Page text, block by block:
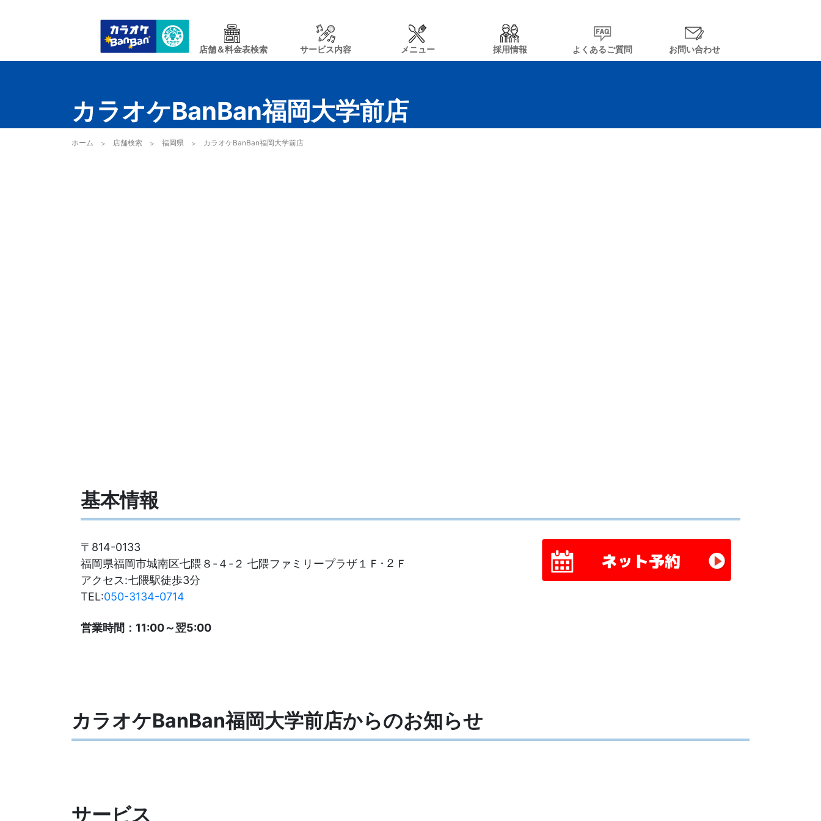
店舗＆料金表検索 サービス内容 メニュー 採用情報 よくあるご質問 お問い合わせ
カラオケBanBan福岡大学前店
ホーム 店舗検索 福岡県 カラオケBanBan福岡大学前店
基本情報
〒814-0133
福岡県福岡市城南区七隈８-４-２ 七隈ファミリープラザ１Ｆ･２Ｆ
アクセス:七隈駅徒歩3分
TEL:050-3134-0714
営業時間：11:00～翌5:00
カラオケBanBan福岡大学前店からのお知らせ
サービス